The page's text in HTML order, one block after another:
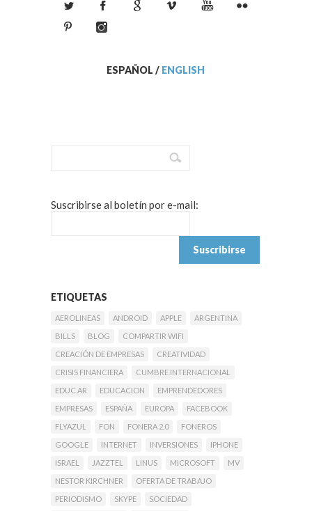
ESPAÑOL / ENGLISH
Suscribirse al boletín por e-mail:
ETIQUETAS
AEROLINEAS ANDROID APPLE
ARGENTINA
BILLS
BLOG
COMPARTIR WIFI
CREACIÓN DE EMPRESAS
CREATIVIDAD
CRISIS FINANCIERA
CUMBRE INTERNACIONAL
EDUC.AR
EDUCACION
EMPRENDEDORES
EMPRESAS
ESPAÑA EUROPA
FACEBOOK
FLYAZUL
FON FONERA 2.0
FONEROS
GOOGLE
INTERNET INVERSIONES
IPHONE
ISRAEL
JAZZTEL LINUS MICROSOFT
MV
NESTOR KIRCHNER
OFERTA DE TRABAJO
PERIODISMO
SKYPE
SOCIEDAD